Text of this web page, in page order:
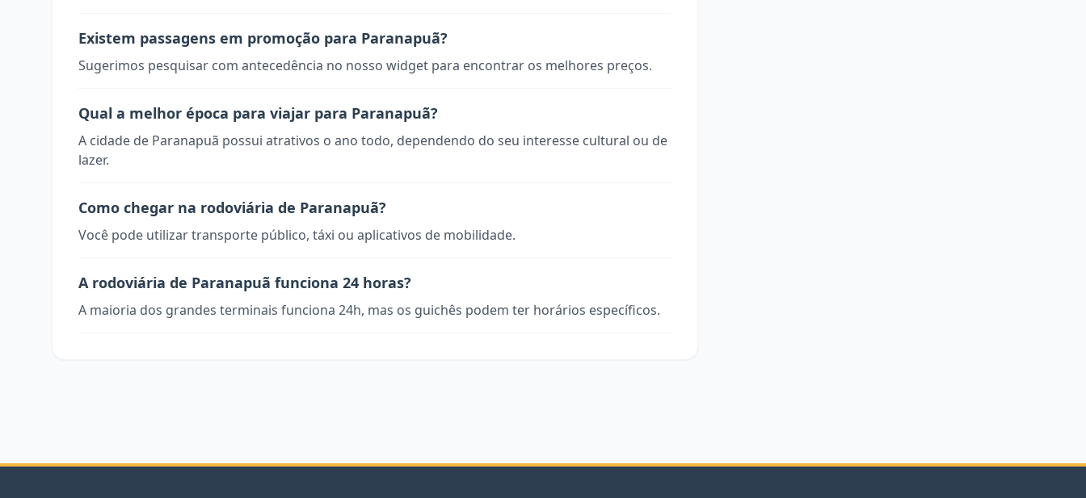
Existem passagens em promoção para Paranapuã?
Sugerimos pesquisar com antecedência no nosso widget para encontrar os melhores preços.
Qual a melhor época para viajar para Paranapuã?
A cidade de Paranapuã possui atrativos o ano todo, dependendo do seu interesse cultural ou de
lazer.
Como chegar na rodoviária de Paranapuã?
Você pode utilizar transporte público, táxi ou aplicativos de mobilidade.
A rodoviária de Paranapuã funciona 24 horas?
A maioria dos grandes terminais funciona 24h, mas os guichês podem ter horários específicos.